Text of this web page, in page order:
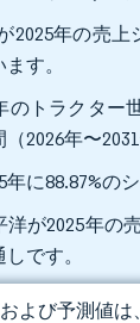
2025年の売上
す。
のトラクター
2026年〜
に88.87%の
が2025年の
です。
よび予測値